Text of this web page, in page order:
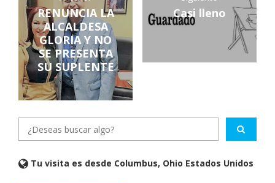
RENUNCIA LA
ALCALDESA
GLORIA Y NO
SE PRESENTA
SU SUPLENTE
Casi lleno
Tu visita es desde Columbus, Ohio Estados Unidos